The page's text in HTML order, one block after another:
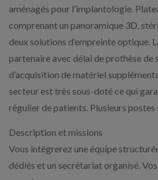
aménagés pour l’implantologie.
comprenant un panoramique 3D,
deux solutions d’empreinte optique.
partenaire avec délai de prothèse
d’acquisition de matériel
secteur est très sous-doté ce qui
régulier de patients. Plusieurs postes
Description et missions
Vous intégrerez une équipe
dédiés et un secrétariat organisé.